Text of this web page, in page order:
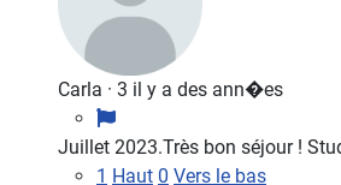
Carla · 3 il y a des ann�es
Juillet 2023.Très bon séjour !
1 Haut 0 Vers le bas